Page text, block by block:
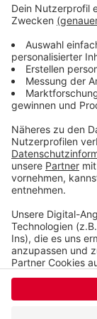
Smartphone
in der
deutsche
Hendrik Frost
alles mal
Anzeige
Anzeige